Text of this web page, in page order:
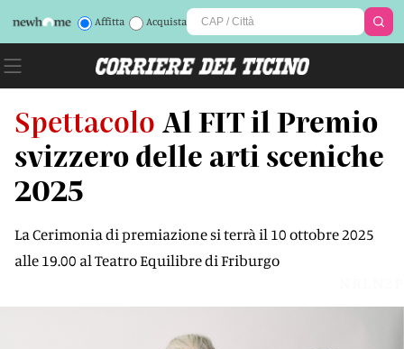
Affitta Acquista
Spettacolo Al FIT il Premio
svizzero delle arti sceniche
2025
La Cerimonia di premiazione si terrà il 10 ottobre 2025
alle 19.00 al Teatro Equilibre di Friburgo